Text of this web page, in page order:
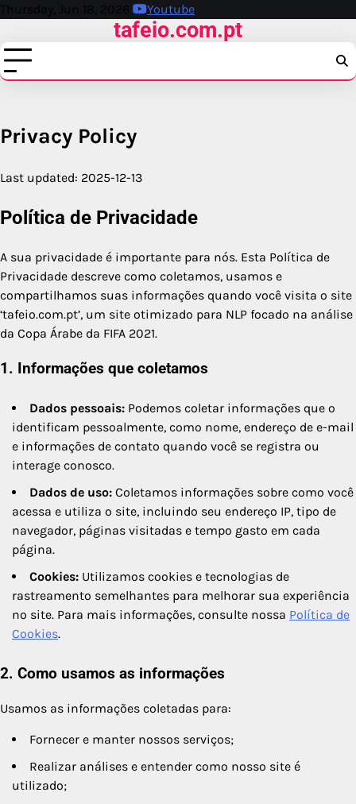
Skip
content
Thursday, Jun 18, 2026 Youtube
tafeio.com.pt
Privacy Policy
Last updated: 2025-12-13
Política de Privacidade
A sua privacidade é importante para nós. Esta Política de
Privacidade descreve como coletamos, usamos e
compartilhamos suas informações quando você visita o site
‘tafeio.com.pt’, um site otimizado para NLP focado na análise
da Copa Árabe da FIFA 2021.
1. Informações que coletamos
Dados pessoais: Podemos coletar informações que o
identificam pessoalmente, como nome, endereço de e-mail
e informações de contato quando você se registra ou
interage conosco.
Dados de uso: Coletamos informações sobre como você
acessa e utiliza o site, incluindo seu endereço IP, tipo de
navegador, páginas visitadas e tempo gasto em cada
página.
Cookies: Utilizamos cookies e tecnologias de
rastreamento semelhantes para melhorar sua experiência
no site. Para mais informações, consulte nossa Política de
Cookies.
2. Como usamos as informações
Usamos as informações coletadas para:
Fornecer e manter nossos serviços;
Realizar análises e entender como nosso site é
utilizado;